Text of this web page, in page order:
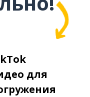
для